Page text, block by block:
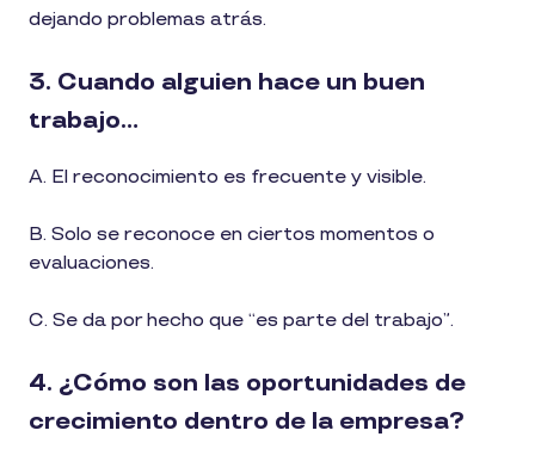
dejando problemas atrás.
3. Cuando alguien hace un buen
trabajo…
A. El reconocimiento es frecuente y visible.
B. Solo se reconoce en ciertos momentos o
evaluaciones.
C. Se da por hecho que “es parte del trabajo”.
4. ¿Cómo son las oportunidades de
crecimiento dentro de la empresa?